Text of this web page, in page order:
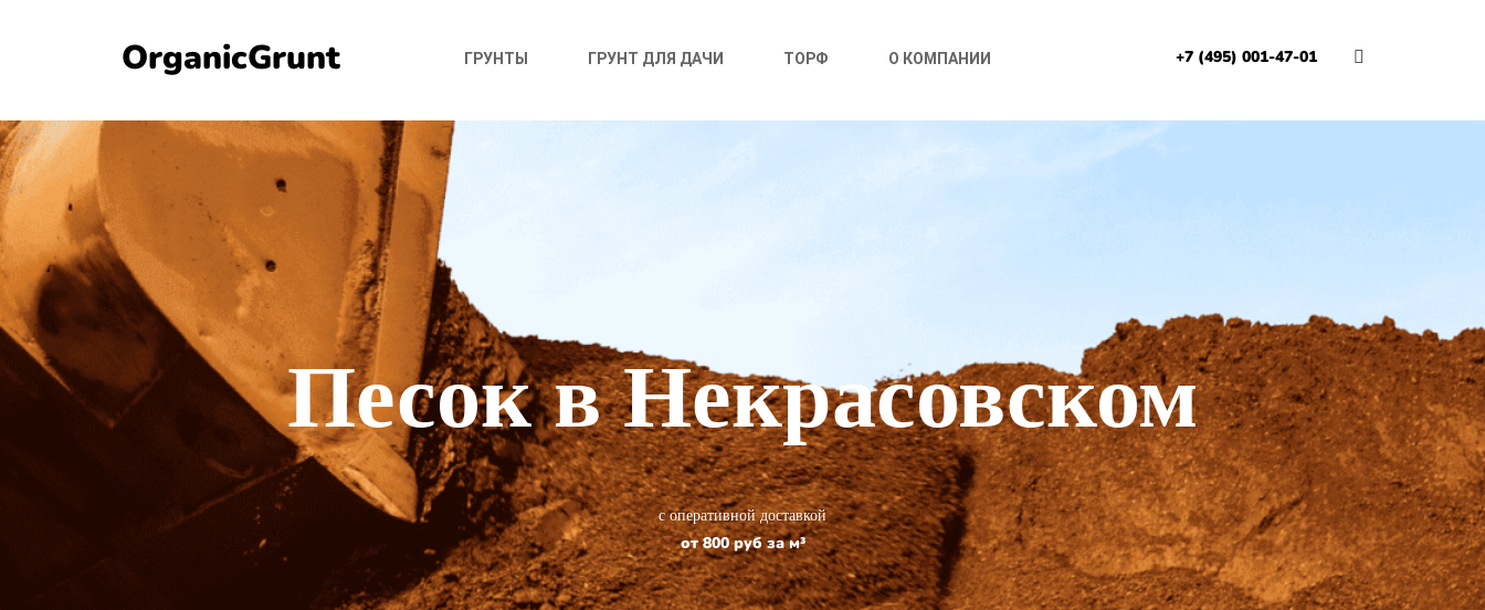
OrganicGrunt ГРУНТЫ ГРУНТ ДЛЯ ДАЧИ ТОРФ О КОМПАНИИ +7 (495) 001-47-01
Песок в Некрасовском
с оперативной доставкой
от 800 руб за м³